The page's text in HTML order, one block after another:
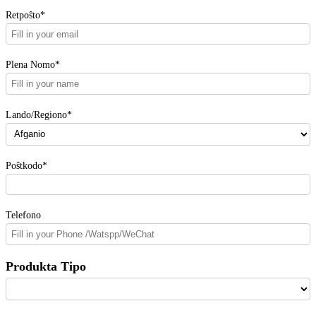
Retpoŝto*
Plena Nomo*
Lando/Regiono*
Poŝtkodo*
Telefono
Produkta Tipo